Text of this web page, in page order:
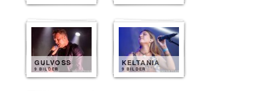
GULVOSS
9 BILDER
KELTANIA
9 BILDER